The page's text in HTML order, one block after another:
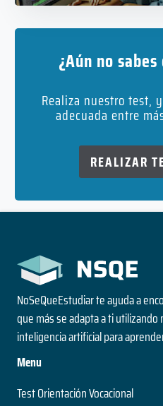
¿Aún no
Realiza nuestro test,
adecuada entre
REALIZAR
NoSeQueEstudiar te ayuda a
que más se adapta a ti utilizando
inteligencia artificial para
Menu
Test Orientación Vocacional